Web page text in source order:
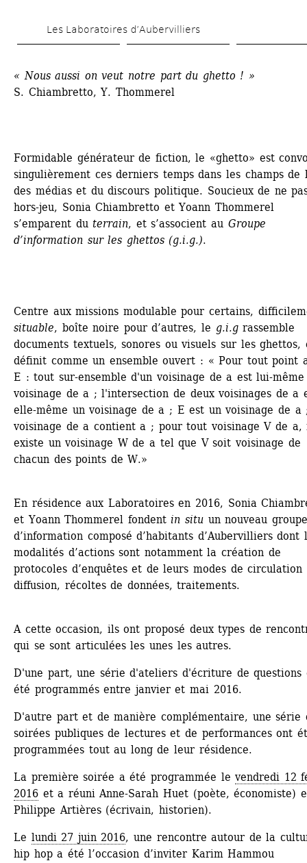
au
principal
Les Laboratoires d’Aubervilliers
« Nous aussi on veut notre part du ghetto ! »
S. Chiambretto, Y. Thommerel
Formidable générateur de fiction, le «ghetto» est
singulièrement ces derniers temps dans les champs de
des médias et du discours politique. Soucieux de ne
hors-jeu, Sonia Chiambretto et Yoann Thommerel
s’emparent du terrain, et s’associent au Groupe
d’information sur les ghettos (g.i.g.).
Centre aux missions modulable pour certains,
situable, boîte noire pour d’autres, le g.i.grassemble
documents textuels, sonores ou visuels sur les ghettos,
définit comme un ensemble ouvert : « Pour tout point
E : tout sur-ensemble d'un voisinage de a est lui-même
voisinage de a ; l'intersection de deux voisinages de a
elle-même un voisinage de a ; E est un voisinage de a
voisinage de a contient a ; pour tout voisinage V de a,
existe un voisinage W de a tel que V soit voisinage de
chacun des points de W.»
En résidence aux Laboratoires en 2016, Sonia
et Yoann Thommerel fondent in situ un nouveau groupe
d’information composé d’habitants d’Aubervilliers dont
modalités d’actions sont notamment la création de
protocoles d’enquêtes et de leurs modes de circulation
diffusion, récoltes de données, traitements.
A cette occasion, ils ont proposé deux types de
qui se sont articulées les unes les autres.
D'une part, une série d'ateliers d'écriture de questions
été programmés entre janvier et mai 2016.
D'autre part et de manière complémentaire, une série
soirées publiques de lectures et de performances ont
programmées tout au long de leur résidence.
La première soirée a été programmée le vendredi 12
2016 et a réuni Anne-Sarah Huet (poète, économiste)
Philippe Artières (écrivain, historien).
Le lundi 27 juin 2016, une rencontre autour de la
hip hop a été l’occasion d’inviter Karim Hammou